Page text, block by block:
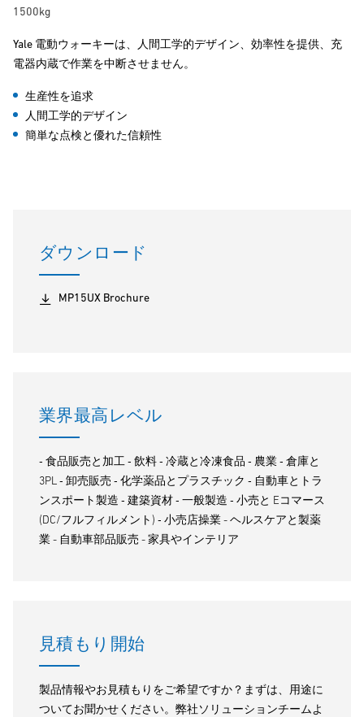
1500kg
Yale 電動ウォーキーは、人間工学的デザイン、効率性を提供、充
電器内蔵で作業を中断させません。
生産性を追求
人間工学的デザイン
簡単な点検と優れた信頼性
ダウンロード
MP15UX Brochure
業界最高レベル
‐ 食品販売と加工 ‐ 飲料 ‐ 冷蔵と冷凍食品 ‐ 農業 ‐ 倉庫と
3PL ‐ 卸売販売 ‐ 化学薬品とプラスチック ‐ 自動車とトラ
ンスポート製造 ‐ 建築資材 ‐ 一般製造 ‐ 小売と Eコマース
(DC/フルフィルメント) ‐ 小売店操業 - ヘルスケアと製薬
業 - 自動車部品販売 - 家具やインテリア
見積もり開始
製品情報やお見積もりをご希望ですか？まずは、用途に
ついてお聞かせください。弊社ソリューションチームよ